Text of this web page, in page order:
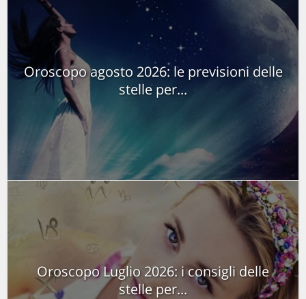
Oroscopo agosto 2026: le previsioni delle
stelle per...
Oroscopo Luglio 2026: i consigli delle
stelle per...